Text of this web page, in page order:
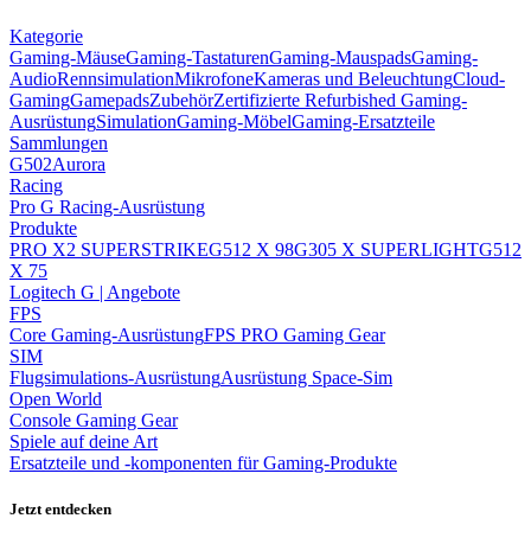
Kategorie
Gaming-MäuseGaming-TastaturenGaming-MauspadsGaming-
AudioRennsimulationMikrofoneKameras und BeleuchtungCloud-
GamingGamepadsZubehörZertifizierte Refurbished Gaming-
AusrüstungSimulationGaming-MöbelGaming-Ersatzteile
Sammlungen
G502Aurora
Racing
Pro G Racing-Ausrüstung
Produkte
PRO X2 SUPERSTRIKEG512 X 98G305 X SUPERLIGHTG512
X 75
Logitech G | Angebote
FPS
Core Gaming-AusrüstungFPS PRO Gaming Gear
SIM
Flugsimulations-AusrüstungAusrüstung Space-Sim
Open World
Console Gaming Gear
Spiele auf deine Art
Ersatzteile und -komponenten für Gaming-Produkte
Jetzt entdecken